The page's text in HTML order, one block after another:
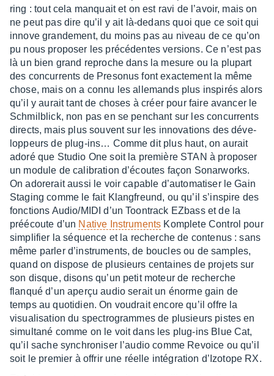
ring : tout cela manquait et on est ravi de l’avoir, mais on
ne peut pas dire qu’il y ait là-dedans quoi que ce soit qui
innove gran­de­ment, du moins pas au niveau de ce qu’on
pu nous propo­ser les précé­dentes versions. Ce n’est pas
là un bien grand reproche dans la mesure ou la plupart
des concur­rents de Preso­nus font exac­te­ment la même
chose, mais on a connu les alle­mands plus inspi­rés alors
qu’il y aurait tant de choses à créer pour faire avan­cer le
Schmil­blick, non pas en se penchant sur les concur­rents
directs, mais plus souvent sur les inno­va­tions des déve­
lop­peurs de plug-ins… Comme dit plus haut, on aurait
adoré que Studio One soit la première STAN à propo­ser
un module de cali­bra­tion d’écoutes façon Sonar­works.
On adore­rait aussi le voir capable d’au­to­ma­ti­ser le Gain
Staging comme le fait Klang­freund, ou qu’il s’ins­pire des
fonc­tions Audio/MIDI d’un Toon­track EZbass et de la
préécoute d’un Native Instru­ments Komplete Control pour
simpli­fier la séquence et la recherche de conte­nus : sans
même parler d’ins­tru­ments, de boucles ou de samples,
quand on dispose de plusieurs centaines de projets sur
son disque, disons qu’un petit moteur de recherche
flanqué d’un aperçu audio serait un énorme gain de
temps au quoti­dien. On voudrait encore qu’il offre la
visua­li­sa­tion du spec­tro­grammes de plusieurs pistes en
simul­tané comme on le voit dans les plug-ins Blue Cat,
qu’il sache synchro­ni­ser l’au­dio comme Revoice ou qu’il
soit le premier à offrir une réelle inté­gra­tion d’Izo­tope RX.